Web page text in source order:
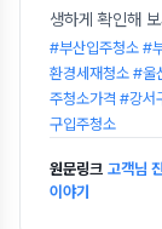
생하게 확인해
#부산입주청소 #
환경세재청소 #울
주청소가격 #강서
구입주청소
원문링크 고객님
이야기